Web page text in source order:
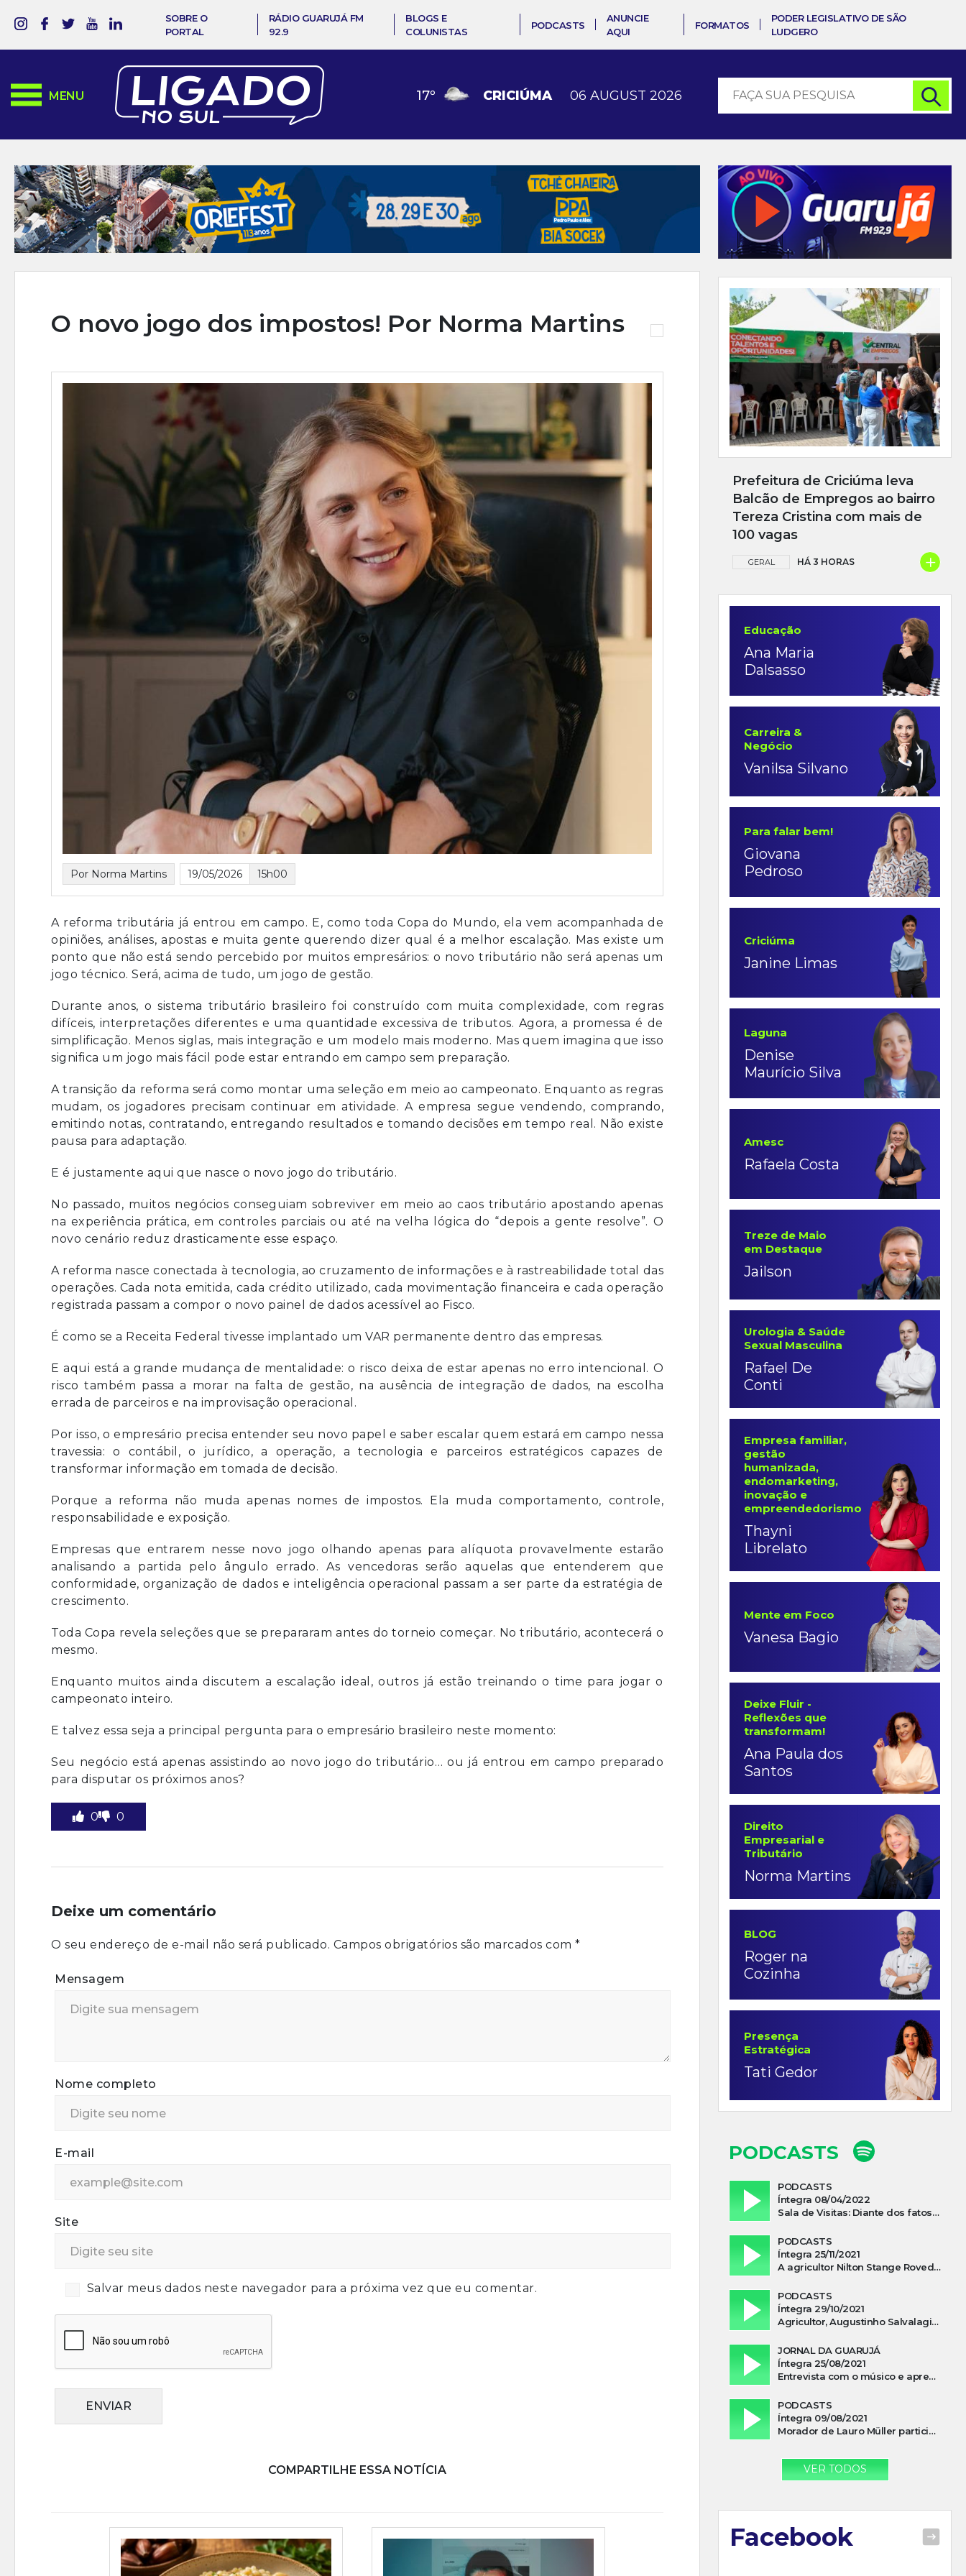
SOBRE O
PORTAL
RÁDIO GUARUJÁ FM
92.9
BLOGS E
COLUNISTAS
PODCASTS
ANUNCIE
AQUI
FORMATOS
PODER LEGISLATIVO DE SÃO
LUDGERO
MENU 17º CRICIÚMA 06 AUGUST 2026
O novo jogo dos impostos! Por Norma Martins
Por Norma Martins 19/05/2026 15h00
A reforma tributária já entrou em campo. E, como toda Copa do Mundo, ela vem acompanhada de
opiniões, análises, apostas e muita gente querendo dizer qual é a melhor escalação. Mas existe um
ponto que não está sendo percebido por muitos empresários: o novo tributário não será apenas um
jogo técnico. Será, acima de tudo, um jogo de gestão.
Durante anos, o sistema tributário brasileiro foi construído com muita complexidade, com regras
difíceis, interpretações diferentes e uma quantidade excessiva de tributos. Agora, a promessa é de
simplificação. Menos siglas, mais integração e um modelo mais moderno. Mas quem imagina que isso
significa um jogo mais fácil pode estar entrando em campo sem preparação.
A transição da reforma será como montar uma seleção em meio ao campeonato. Enquanto as regras
mudam, os jogadores precisam continuar em atividade. A empresa segue vendendo, comprando,
emitindo notas, contratando, entregando resultados e tomando decisões em tempo real. Não existe
pausa para adaptação.
E é justamente aqui que nasce o novo jogo do tributário.
No passado, muitos negócios conseguiam sobreviver em meio ao caos tributário apostando apenas
na experiência prática, em controles parciais ou até na velha lógica do “depois a gente resolve”. O
novo cenário reduz drasticamente esse espaço.
A reforma nasce conectada à tecnologia, ao cruzamento de informações e à rastreabilidade total das
operações. Cada nota emitida, cada crédito utilizado, cada movimentação financeira e cada operação
registrada passam a compor o novo painel de dados acessível ao Fisco.
É como se a Receita Federal tivesse implantado um VAR permanente dentro das empresas.
E aqui está a grande mudança de mentalidade: o risco deixa de estar apenas no erro intencional. O
risco também passa a morar na falta de gestão, na ausência de integração de dados, na escolha
errada de parceiros e na improvisação operacional.
Por isso, o empresário precisa entender seu novo papel e saber escalar quem estará em campo nessa
travessia: o contábil, o jurídico, a operação, a tecnologia e parceiros estratégicos capazes de
transformar informação em tomada de decisão.
Porque a reforma não muda apenas nomes de impostos. Ela muda comportamento, controle,
responsabilidade e exposição.
Empresas que entrarem nesse novo jogo olhando apenas para alíquota provavelmente estarão
analisando a partida pelo ângulo errado. As vencedoras serão aquelas que entenderem que
conformidade, organização de dados e inteligência operacional passam a ser parte da estratégia de
crescimento.
Toda Copa revela seleções que se prepararam antes do torneio começar. No tributário, acontecerá o
mesmo.
Enquanto muitos ainda discutem a escalação ideal, outros já estão treinando o time para jogar o
campeonato inteiro.
E talvez essa seja a principal pergunta para o empresário brasileiro neste momento:
Seu negócio está apenas assistindo ao novo jogo do tributário… ou já entrou em campo preparado
para disputar os próximos anos?
0 0
Deixe um comentário
O seu endereço de e-mail não será publicado. Campos obrigatórios são marcados com *
Mensagem
Nome completo
E-mail
Site
Salvar meus dados neste navegador para a próxima vez que eu comentar.
ENVIAR
COMPARTILHE ESSA NOTÍCIA
Prefeitura de Criciúma leva
Balcão de Empregos ao bairro
Tereza Cristina com mais de
100 vagas
GERAL HÁ 3 HORAS +
Educação
Ana Maria
Dalsasso
Carreira &
Negócio
Vanilsa Silvano
Para falar bem!
Giovana
Pedroso
Criciúma
Janine Limas
Laguna
Denise
Maurício Silva
Amesc
Rafaela Costa
Treze de Maio
em Destaque
Jailson
Urologia & Saúde
Sexual Masculina
Rafael De
Conti
Empresa familiar,
gestão
humanizada,
endomarketing,
inovação e
empreendedorismo
Thayni
Librelato
Mente em Foco
Vanesa Bagio
Deixe Fluir -
Reflexões que
transformam!
Ana Paula dos
Santos
Direito
Empresarial e
Tributário
Norma Martins
BLOG
Roger na
Cozinha
Presença
Estratégica
Tati Gedor
PODCASTS
PODCASTS
Íntegra 08/04/2022
Sala de Visitas: Diante dos fatos que influenciam a economia o que podemos esperar de 2022
PODCASTS
Íntegra 25/11/2021
A agricultor Nilton Stange Roveda, afirma ter recebido ajuda espiritual durante acidente
PODCASTS
Íntegra 29/10/2021
Agricultor, Augustinho Salvalagio, relata sobre aparição do Cavaleiro Negro no Rio das Furnas
JORNAL DA GUARUJÁ
Íntegra 25/08/2021
Entrevista com o músico e apresentador, Lismael Ferrareis, no Cidade e Campo
PODCASTS
Íntegra 09/08/2021
Morador de Lauro Müller participa de motociata em apoio a Bolsonaro
VER TODOS
Facebook